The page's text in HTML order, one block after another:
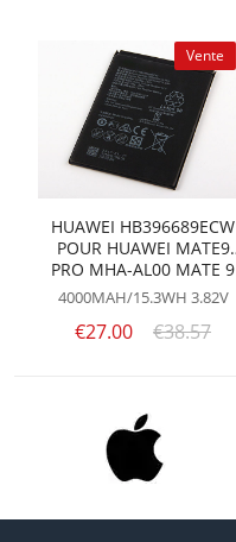
Vente
HUAWEI HB396689ECW
POUR HUAWEI MATE9
PRO MHA-AL00 MATE 9
4000MAH/15.3WH 3.82V
€27.00 €38.57